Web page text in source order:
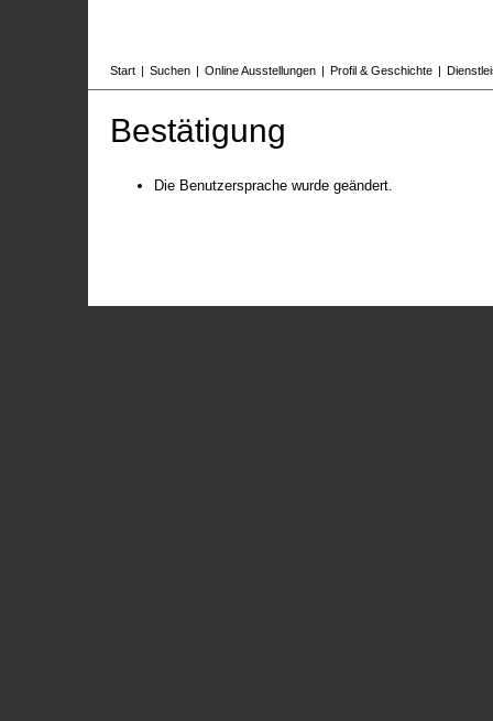
Start | Suchen | Online Ausstellungen | Profil & Geschichte |
Bestätigung
Die Benutzersprache wurde geändert.